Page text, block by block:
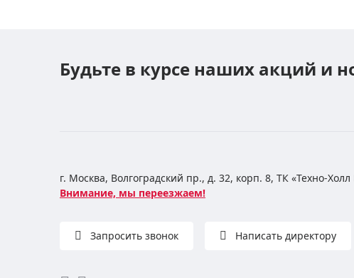
Будьте в курсе наших акций и
г. Москва, Волгоградский пр., д. 32, корп. 8, ТК «Техно-Холл
Внимание, мы переезжаем!
Запросить звонок Написать директору